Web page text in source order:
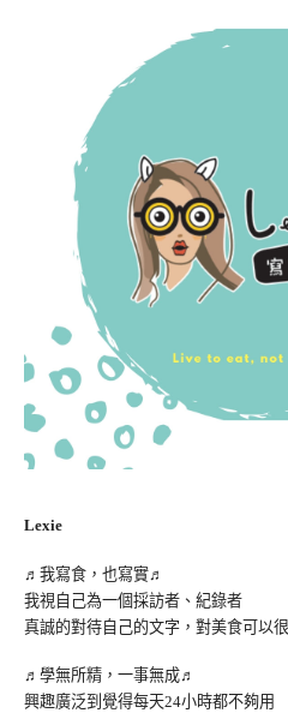
Lexie
♬我寫食，也寫實♬
我視自己為一個採訪者、紀錄者
真誠的對待自己的文字，對美食可以
♬學無所精，一事無成♬
興趣廣泛到覺得每天24小時都不夠用